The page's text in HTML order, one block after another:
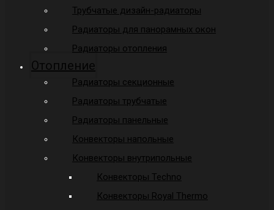
Трубчатые дизайн-радиаторы
Радиаторы для панорамных окон
Радиаторы отопления
Отопление
Радиаторы секционные
Радиаторы трубчатые
Радиаторы панельные
Конвекторы напольные
Конвекторы внутрипольные
Конвекторы Techno
Конвекторы Royal Thermo